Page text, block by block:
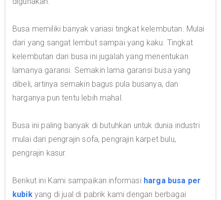
Busa memiliki banyak variasi tingkat kelembutan. Mulai
dari yang sangat lembut sampai yang kaku. Tingkat
kelembutan dari busa ini jugalah yang menentukan
lamanya garansi. Semakin lama garansi busa yang
dibeli, artinya semakin bagus pula busanya, dan
harganya pun tentu lebih mahal.
Busa ini paling banyak di butuhkan untuk dunia industri
mulai dari pengrajin sofa, pengrajin karpet bulu,
pengrajin kasur.
Berikut ini Kami sampaikan informasi harga busa per
kubikyang di jual di pabrik kami dengan berbagai